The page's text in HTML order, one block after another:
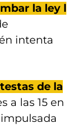
la ley l
intenta
de la
a las 15 en